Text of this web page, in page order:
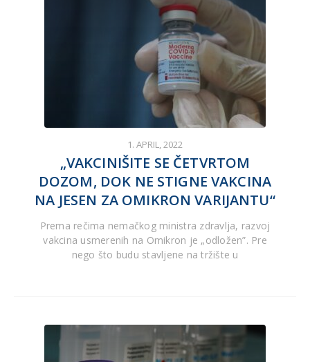
1. APRIL, 2022
„VAKCINIŠITE SE ČETVRTOM
DOZOM, DOK NE STIGNE VAKCINA
NA JESEN ZA OMIKRON VARIJANTU“
Prema rečima nemačkog ministra zdravlja, razvoj
vakcina usmerenih na Omikron je „odložen”. Pre
nego što budu stavljene na tržište u